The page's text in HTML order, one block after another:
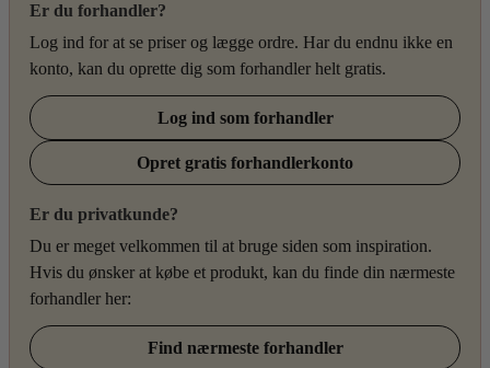
Er du forhandler?
Log ind for at se priser og lægge ordre. Har du endnu ikke en
konto, kan du oprette dig som forhandler helt gratis.
Log ind som forhandler
Opret gratis forhandlerkonto
Er du privatkunde?
Du er meget velkommen til at bruge siden som inspiration.
Hvis du ønsker at købe et produkt, kan du finde din nærmeste
forhandler her:
Find nærmeste forhandler